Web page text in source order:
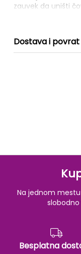
zauvek da uništi
Vajld. Njeni
sada je Atlantida
Nakon godina
da pouzdano zna
kontroverzni
Dostava i povrat
Na jednom
Besplatna